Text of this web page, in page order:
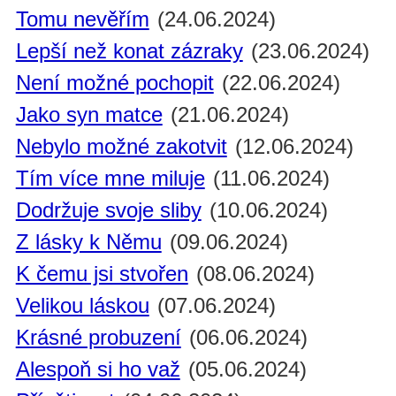
Tomu nevěřím (24.06.2024)
Lepší než konat zázraky (23.06.2024)
Není možné pochopit (22.06.2024)
Jako syn matce (21.06.2024)
Nebylo možné zakotvit (12.06.2024)
Tím více mne miluje (11.06.2024)
Dodržuje svoje sliby (10.06.2024)
Z lásky k Němu (09.06.2024)
K čemu jsi stvořen (08.06.2024)
Velikou láskou (07.06.2024)
Krásné probuzení (06.06.2024)
Alespoň si ho važ (05.06.2024)